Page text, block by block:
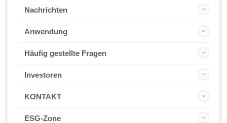
Nachrichten
Anwendung
Häufig gestellte Fragen
Investoren
KONTAKT
ESG-Zone